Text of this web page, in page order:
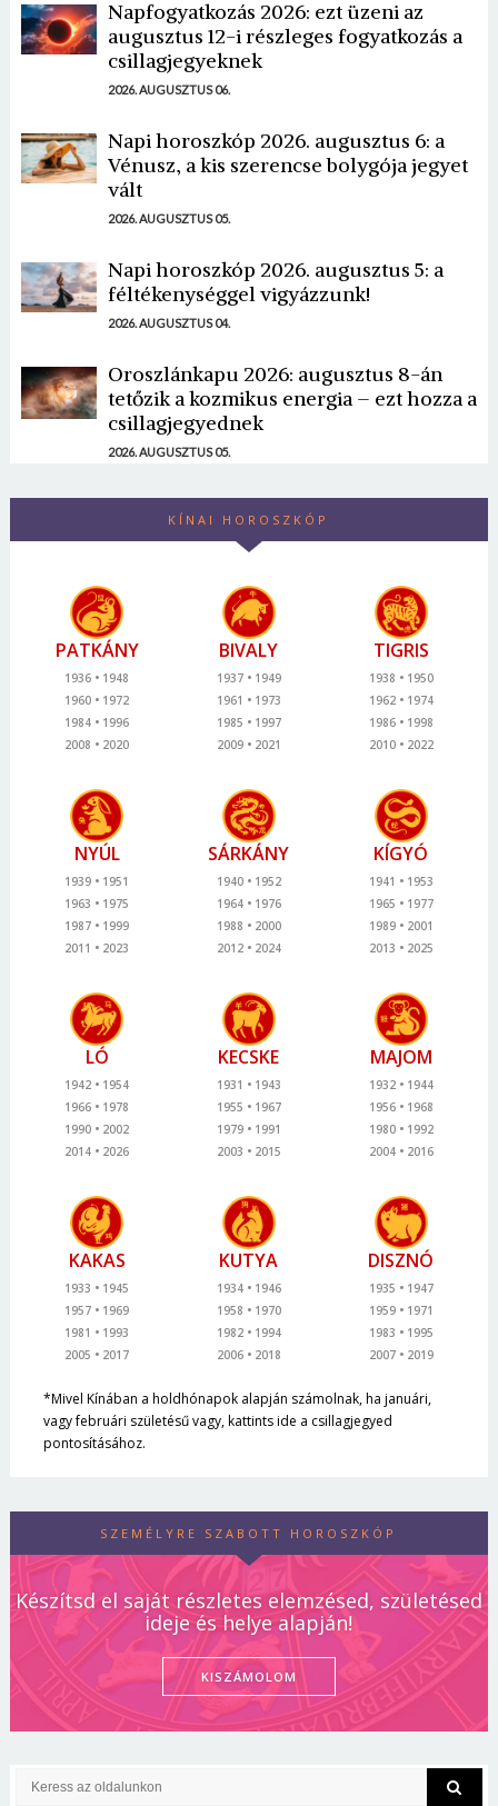
Napfogyatkozás 2026: ezt üzeni az
augusztus 12-i részleges fogyatkozás a
csillagjegyeknek
2026. AUGUSZTUS 06.
Napi horoszkóp 2026. augusztus 6: a
Vénusz, a kis szerencse bolygója jegyet
vált
2026. AUGUSZTUS 05.
Napi horoszkóp 2026. augusztus 5: a
féltékenységgel vigyázzunk!
2026. AUGUSZTUS 04.
Oroszlánkapu 2026: augusztus 8-án
tetőzik a kozmikus energia – ezt hozza a
csillagjegyednek
2026. AUGUSZTUS 05.
KÍNAI HOROSZKÓP
PATKÁNY
1936
1948
1960
1972
1984
1996
2008
2020
BIVALY
1937
1949
1961
1973
1985
1997
2009
2021
TIGRIS
1938
1950
1962
1974
1986
1998
2010
2022
NYÚL
1939
1951
1963
1975
1987
1999
2011
2023
SÁRKÁNY
1940
1952
1964
1976
1988
2000
2012
2024
KÍGYÓ
1941
1953
1965
1977
1989
2001
2013
2025
LÓ
1942
1954
1966
1978
1990
2002
2014
2026
KECSKE
1931
1943
1955
1967
1979
1991
2003
2015
MAJOM
1932
1944
1956
1968
1980
1992
2004
2016
KAKAS
1933
1945
1957
1969
1981
1993
2005
2017
KUTYA
1934
1946
1958
1970
1982
1994
2006
2018
DISZNÓ
1935
1947
1959
1971
1983
1995
2007
2019
*Mivel Kínában a holdhónapok alapján számolnak, ha januári,
vagy februári születésű vagy, kattints ide a csillagjegyed
pontosításához.
SZEMÉLYRE SZABOTT HOROSZKÓP
Készítsd el saját részletes elemzésed, születésed
ideje és helye alapján!
KISZÁMOLOM